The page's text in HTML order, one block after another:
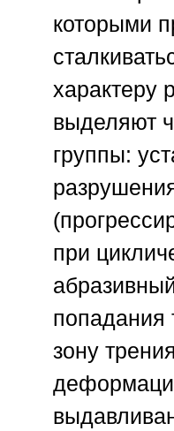
которыми
характеру
выделяют
группы:
при
попадания
зону